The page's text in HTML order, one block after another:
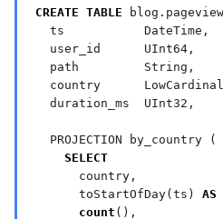
CREATE TABLE
ts
DateTime,
user_id
UInt64,
path
String,
country
duration_ms
UInt32,
PROJECTION by_country
(
SELECT
country,
toStartOfDay(ts)
AS
count (),